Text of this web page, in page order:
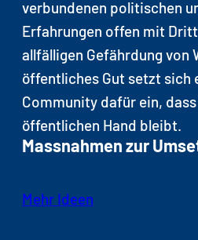
verbundenen politischen
Erfahrungen offen mit
allfälligen Gefährdung von
öffentliches Gut setzt sich
Community dafür ein,
öffentlichen Hand bleibt.
Massnahmen zur
Wasserversorgung und
Mehr Ideen